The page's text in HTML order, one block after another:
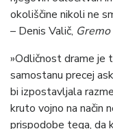
okoliščine nikoli ne
– Denis Valič,
»Odličnost drame je
samostanu precej
bi izpostavljala
kruto vojno na način
prispodobe tega, da